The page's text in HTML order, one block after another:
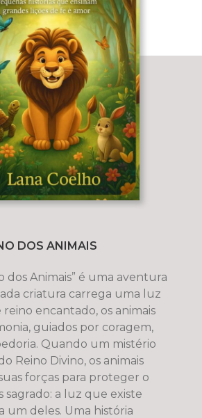
DOS ANIMAIS
dos Animais” é uma aventura
criatura carrega uma luz
reino encantado, os animais
guiados por coragem,
Quando um mistério
Reino Divino, os animais
forças para proteger o
sagrado: a luz que existe
um deles. Uma história